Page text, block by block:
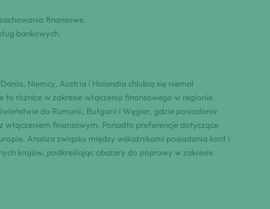
finansowe.
bankowych.
Niemcy, Austria i Holandia chlubią się niemal
różnice w zakresie włączenia finansowego w regionie.
do Rumunii, Bułgarii i Węgier, gdzie posiadanie
finansowym. Ponadto preferencje dotyczące
Analiza związku między wskaźnikami posiadania kont i
krajów, podkreślając obszary do poprawy w zakresie